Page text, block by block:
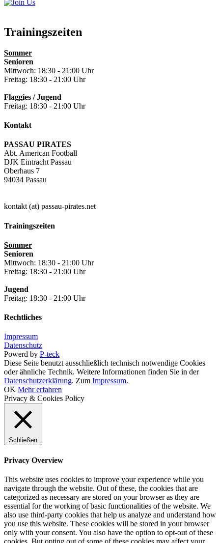
Trainingszeiten
Sommer
Senioren
Mittwoch: 18:30 - 21:00 Uhr
Freitag: 18:30 - 21:00 Uhr
Flaggies / Jugend
Freitag: 18:30 - 21:00 Uhr
Kontakt
PASSAU PIRATES
Abt. American Football
DJK Eintracht Passau
Oberhaus 7
94034 Passau
kontakt (at) passau-pirates.net
Trainingszeiten
Sommer
Senioren
Mittwoch: 18:30 - 21:00 Uhr
Freitag: 18:30 - 21:00 Uhr
Jugend
Freitag: 18:30 - 21:00 Uhr
Rechtliches
Impressum
Datenschutz
Powerd by P-teck
Diese Seite benutzt ausschließlich technisch notwendige Cookies
oder ähnliche Technik. Weitere Informationen finden Sie in der
Datenschutzerklärung. Zum Impressum.
OK Mehr erfahren
Privacy & Cookies Policy
Schließen
Privacy Overview
This website uses cookies to improve your experience while you
navigate through the website. Out of these, the cookies that are
categorized as necessary are stored on your browser as they are
essential for the working of basic functionalities of the website. We
also use third-party cookies that help us analyze and understand how
you use this website. These cookies will be stored in your browser
only with your consent. You also have the option to opt-out of these
cookies. But opting out of some of these cookies may affect your